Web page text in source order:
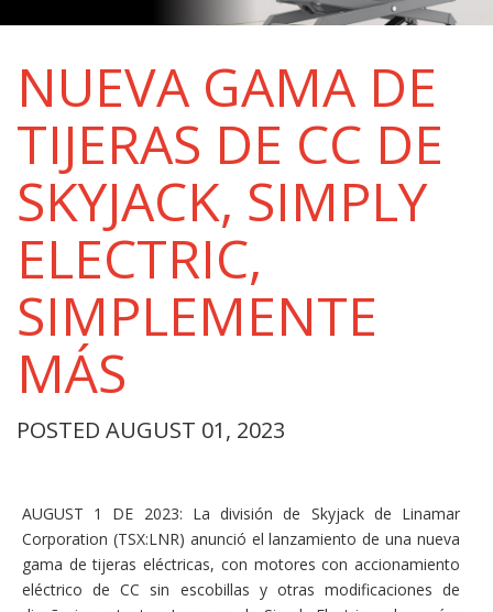
NUEVA GAMA DE
TIJERAS DE CC DE
SKYJACK, SIMPLY
ELECTRIC,
SIMPLEMENTE
MÁS
POSTED AUGUST 01, 2023
AUGUST 1 DE 2023: La división de Skyjack de Linamar
Corporation (TSX:LNR) anunció el lanzamiento de una nueva
gama de tijeras eléctricas, con motores con accionamiento
eléctrico de CC sin escobillas y otras modificaciones de